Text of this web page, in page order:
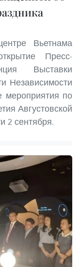
Вьетнама
Пресс-
Выставки
Независимости
мероприятия по
Августовской
2 сентября.